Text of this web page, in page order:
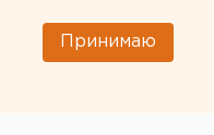
Принимаю